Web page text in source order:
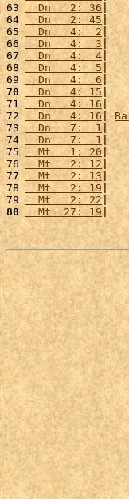
63
  Dn   2: 36
|
64
  Dn   2: 45
|
65
  Dn   4:  2
|
66
  Dn   4:  3
67
  Dn   4:  4
68
  Dn   4:  5
69
  Dn   4:  6
70
  Dn   4: 15
|
71
  Dn   4: 16
72
  Dn   4: 16
|
73
  Dn   7:  1
|
74
  Dn   7:  1
|
75
  Mt   1: 20
|
76
  Mt   2: 12
|
77
  Mt   2: 13
|
78
  Mt   2: 19
79
  Mt   2: 22
80
  Mt  27: 19